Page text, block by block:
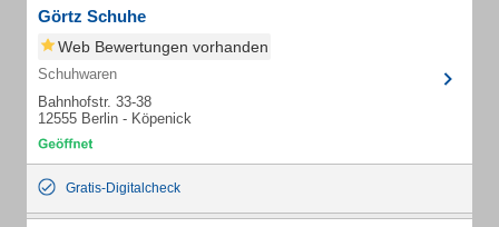
Görtz Schuhe
Web Bewertungen vorhanden
Schuhwaren
Bahnhofstr. 33-38
12555 Berlin - Köpenick
Gratis-Digitalcheck